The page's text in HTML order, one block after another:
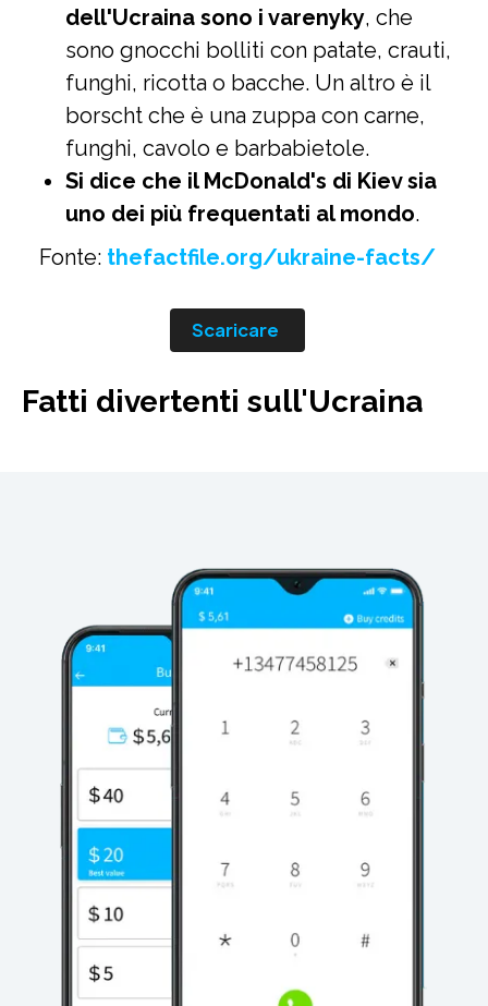
dell'Ucraina sono i varenyky, che
sono gnocchi bolliti con patate, crauti,
funghi, ricotta o bacche. Un altro è il
borscht che è una zuppa con carne,
funghi, cavolo e barbabietole.
Si dice che il McDonald's di Kiev sia
uno dei più frequentati al mondo.
Fonte: thefactfile.org/ukraine-facts/
Scaricare
Fatti divertenti sull'Ucraina